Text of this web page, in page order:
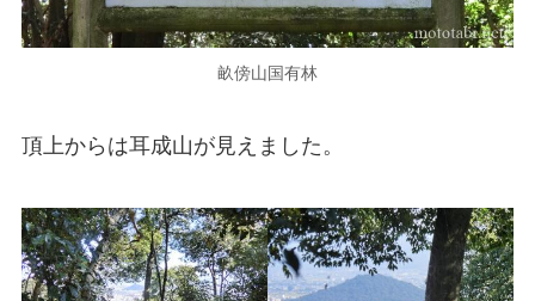
畝傍山国有林
頂上からは耳成山が見えました。